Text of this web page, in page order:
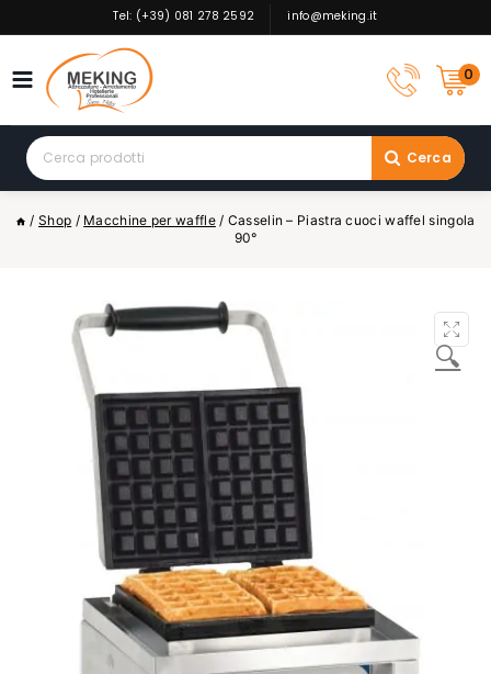
to
Tel: (+39) 081 278 2592 info@meking.it
0
Search
for:
Cerca
/ Shop / Macchine per waffle / Casselin – Piastra cuoci waffel singola
90°
🔍